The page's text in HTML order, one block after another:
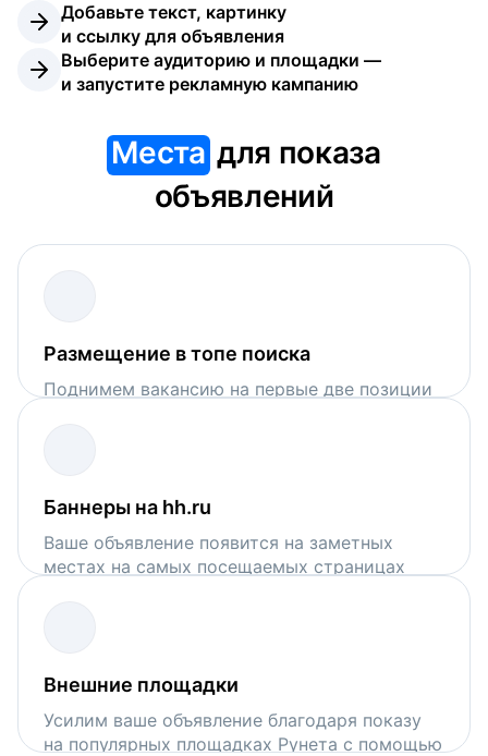
Добавьте текст, картинку
и ссылку для объявления
Выберите аудиторию и площадки —
и запустите рекламную кампанию
Местадля показа
объявлений
Размещение в топе поиска
Поднимем вакансию на первые две позиции
Баннеры на hh.ru
Ваше объявление появится на заметных
местах на самых посещаемых страницах
Внешние площадки
Усилим ваше объявление благодаря показу
на популярных площадках Рунета с помощью